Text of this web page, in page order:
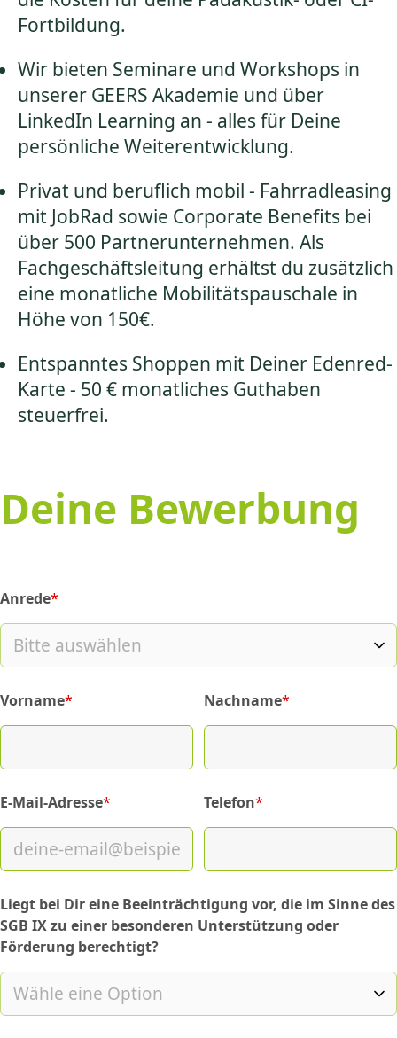
Fortbildung.
Wir bieten Seminare und Workshops in
unserer GEERS Akademie und über
LinkedIn Learning an - alles für Deine
persönliche Weiterentwicklung.
Privat und beruflich mobil - Fahrradleasing
mit JobRad sowie Corporate Benefits bei
über 500 Partnerunternehmen. Als
Fachgeschäftsleitung erhältst du zusätzlich
eine monatliche Mobilitätspauschale in
Höhe von 150€.
Entspanntes Shoppen mit Deiner Edenred-
Karte - 50 € monatliches Guthaben
steuerfrei.
Deine Bewerbung
Anrede*
(required)
Vorname*
(required) Nachname*
(required)
E-Mail-Adresse*
(required) Telefon*
(required)
Liegt bei Dir eine Beeinträchtigung vor, die im Sinne des
SGB IX zu einer besonderen Unterstützung oder
Förderung berechtigt?